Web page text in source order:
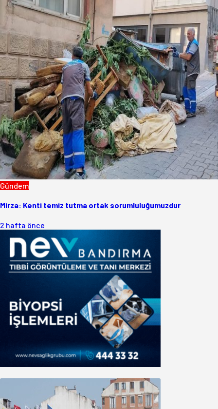
Gündem
Mirza: Kenti temiz tutma ortak sorumluluğumuzdur
2 hafta önce